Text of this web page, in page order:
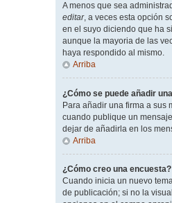
A menos que sea
editar, a veces esta opción
en el suyo diciendo que ha
aunque la mayoria de las
haya respondido al mismo.
Arriba
¿Cómo se puede añadir
Para añadir una firma a sus
cuando publique un
dejar de añadirla en los
Arriba
¿Cómo creo una encuesta?
Cuando inicia un nuevo
de publicación; si no la